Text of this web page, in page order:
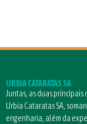
URBIA CATARATAS SA
Juntas, as duas
Urbia Cataratas SA,
engenharia, além da